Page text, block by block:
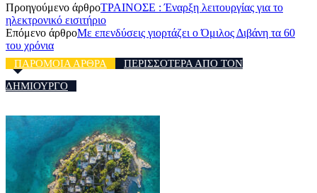
Προηγούμενο άρθροΤΡΑΙΝΟΣΕ : Έναρξη λειτουργίας για το
ηλεκτρονικό εισιτήριο
Επόμενο άρθροΜε επενδύσεις γιορτάζει ο Όμιλος Διβάνη τα 60
του χρόνια
ΠΑΡΟΜΟΙΑ ΑΡΘΡΑ
ΠΕΡΙΣΣΟΤΕΡΑ ΑΠΟ ΤΟΝ
ΔΗΜΙΟΥΡΓΟ